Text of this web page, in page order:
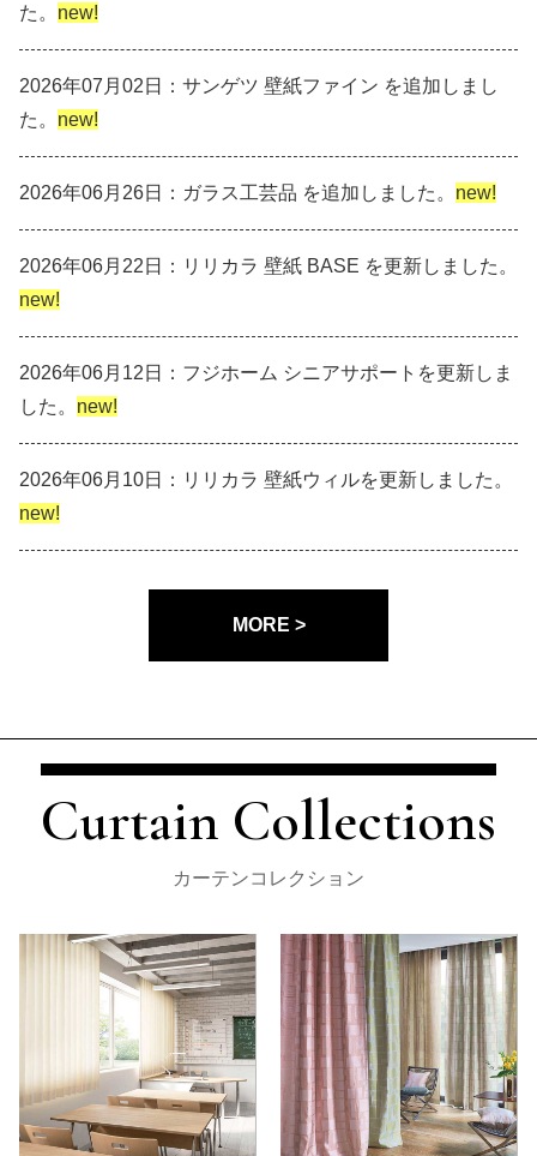
た。 new!
2026年07月02日：サンゲツ 壁紙ファイン を追加しまし
た。 new!
2026年06月26日：ガラス工芸品 を追加しました。 new!
2026年06月22日：リリカラ 壁紙 BASE を更新しました。
new!
2026年06月12日：フジホーム シニアサポートを更新しま
した。 new!
2026年06月10日：リリカラ 壁紙ウィルを更新しました。
new!
MORE >
Curtain Collections
カーテンコレクション